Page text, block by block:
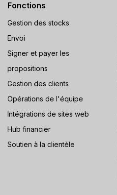
Fonctions
Gestion des stocks
Envoi
Signer et payer les
propositions
Gestion des clients
Opérations de l'équipe
Intégrations de sites web
Hub financier
Soutien à la clientèle